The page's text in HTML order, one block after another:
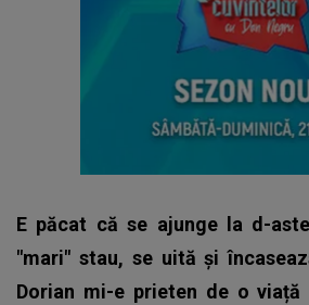
E păcat că se ajunge la d-
"mari" stau, se uită și
Dorian mi-e prieten de o